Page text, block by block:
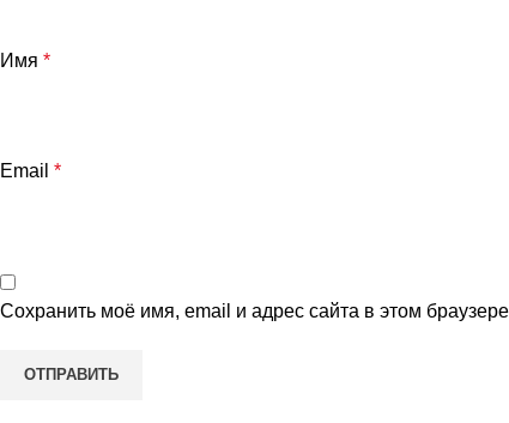
Имя *
Email *
Сохранить моё имя, email и адрес сайта в этом